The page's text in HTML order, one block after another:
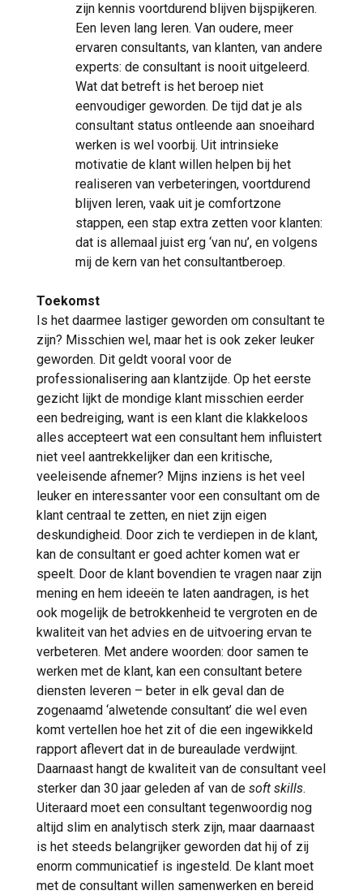
zijn kennis voortdurend blijven bijspijkeren.
Een leven lang leren. Van oudere, meer
ervaren consultants, van klanten, van andere
experts: de consultant is nooit uitgeleerd.
Wat dat betreft is het beroep niet
eenvoudiger geworden. De tijd dat je als
consultant status ontleende aan snoeihard
werken is wel voorbij. Uit intrinsieke
motivatie de klant willen helpen bij het
realiseren van verbeteringen, voortdurend
blijven leren, vaak uit je comfortzone
stappen, een stap extra zetten voor klanten:
dat is allemaal juist erg ‘van nu’, en volgens
mij de kern van het consultantberoep.
Toekomst
Is het daarmee lastiger geworden om consultant te
zijn? Misschien wel, maar het is ook zeker leuker
geworden. Dit geldt vooral voor de
professionalisering aan klantzijde. Op het eerste
gezicht lijkt de mondige klant misschien eerder
een bedreiging, want is een klant die klakkeloos
alles accepteert wat een consultant hem influistert
niet veel aantrekkelijker dan een kritische,
veeleisende afnemer? Mijns inziens is het veel
leuker en interessanter voor een consultant om de
klant centraal te zetten, en niet zijn eigen
deskundigheid. Door zich te verdiepen in de klant,
kan de consultant er goed achter komen wat er
speelt. Door de klant bovendien te vragen naar zijn
mening en hem ideeën te laten aandragen, is het
ook mogelijk de betrokkenheid te vergroten en de
kwaliteit van het advies en de uitvoering ervan te
verbeteren. Met andere woorden: door samen te
werken met de klant, kan een consultant betere
diensten leveren – beter in elk geval dan de
zogenaamd ‘alwetende consultant’ die wel even
komt vertellen hoe het zit of die een ingewikkeld
rapport aflevert dat in de bureaulade verdwijnt.
Daarnaast hangt de kwaliteit van de consultant veel
sterker dan 30 jaar geleden af van de soft skills.
Uiteraard moet een consultant tegenwoordig nog
altijd slim en analytisch sterk zijn, maar daarnaast
is het steeds belangrijker geworden dat hij of zij
enorm communicatief is ingesteld. De klant moet
met de consultant willen samenwerken en bereid